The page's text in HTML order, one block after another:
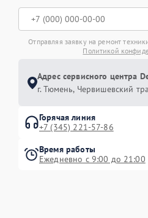
Отправляя заявку на ремонт
Политикой
Адрес сервисного центра
г. Тюмень, ​Червишевский
Горячая линия
+7 (345) 221-57-86
Время работы
Ежедневно с 9:00 до 21:00